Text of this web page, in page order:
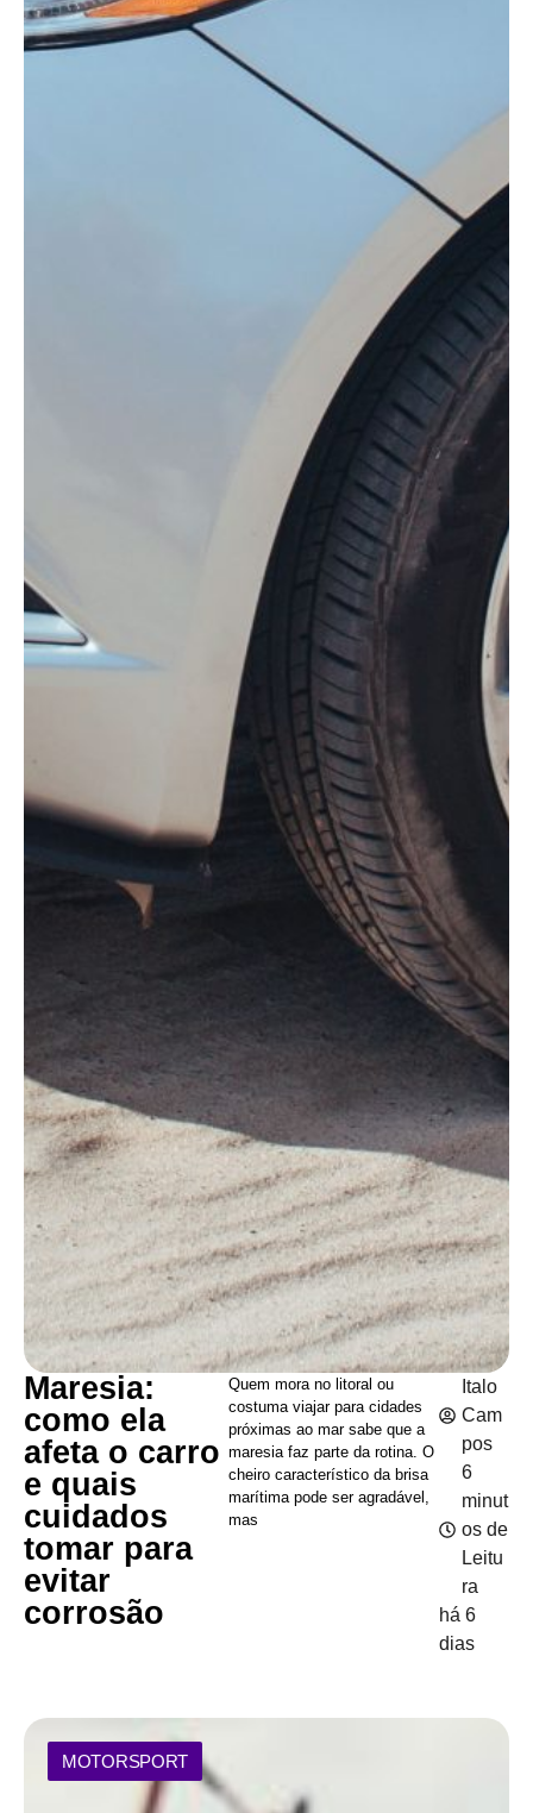
Maresia:
como ela
afeta o carro
e quais
cuidados
tomar para
evitar
corrosão
Quem mora no litoral ou
costuma viajar para cidades
próximas ao mar sabe que a
maresia faz parte da rotina. O
cheiro característico da brisa
marítima pode ser agradável,
mas
Italo
Cam
pos
6
minut
os de
Leitu
ra
há 6
dias
MOTORSPORT